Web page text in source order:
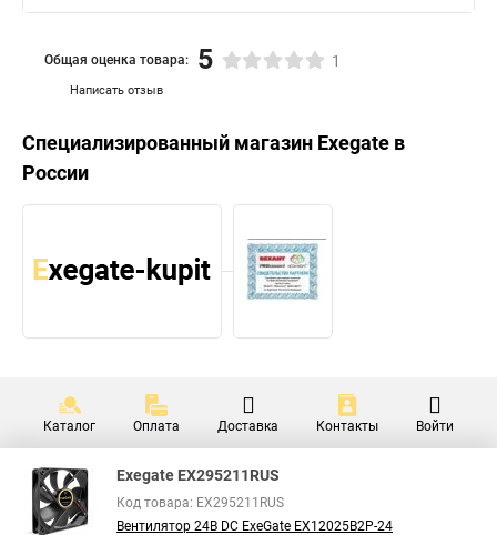
Написать отзыв
Общая оценка товара: 5 1
Специализированный магазин Exegate в
России
Каталог Оплата Доставка Контакты Войти
Exegate EX295211RUS
Код товара: EX295211RUS
Вентилятор 24В DC ExeGate EX12025B2P-24